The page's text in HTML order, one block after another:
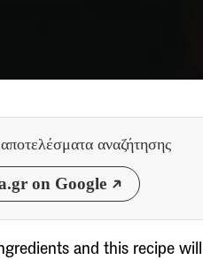
αναζήτησης
on Google
and this recipe will